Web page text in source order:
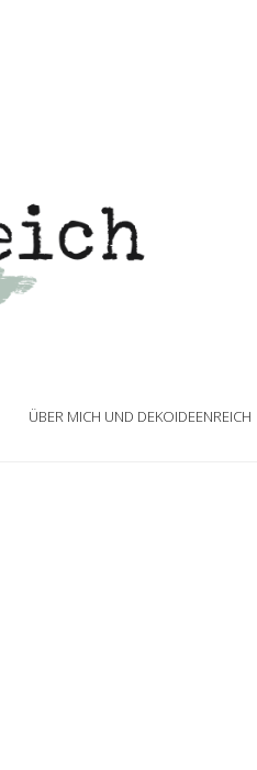
ÜBER MICH UND DEKOIDEENREICH